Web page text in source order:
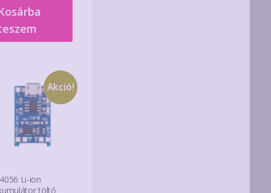
was:
990Ft.
Akció!
Li-ion
töltő